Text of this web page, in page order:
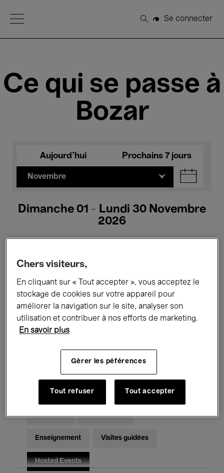
Open Menu
Rechercher
Se connecter
Ce qui se passe à
Bozar
Aujourd'hui Prochains 7 jours
Novembre
Dimanche 01 - Lundi 30 Novembre
2026
Tous les événements Concerts
Expositions Films Performances
Rencontres & Débats
Musique classique Global Music
Musique électronique
Pour tous Kids’ Palace
Enseignement Visites guidées
Hosted Events
Chers visiteurs,
En cliquant sur « Tout accepter », vous acceptez le
stockage de cookies sur votre appareil pour
améliorer la navigation sur le site, analyser son
utilisation et contribuer à nos efforts de marketing.
En savoir plus
Gérer les péférences
Tout refuser Tout accepter